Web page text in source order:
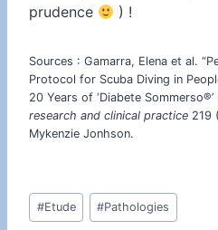
prudence
) !
Sources : Gamarra, Elena et al.
Protocol for Scuba Diving in
20 Years of ‘Diabete Sommerso®’
research and clinical practice 219
Mykenzie Jonhson.
Étiquettes
de
#Etude #Pathologies